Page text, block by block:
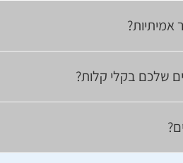
אמיתיות?
שלכם בקלי קלות?